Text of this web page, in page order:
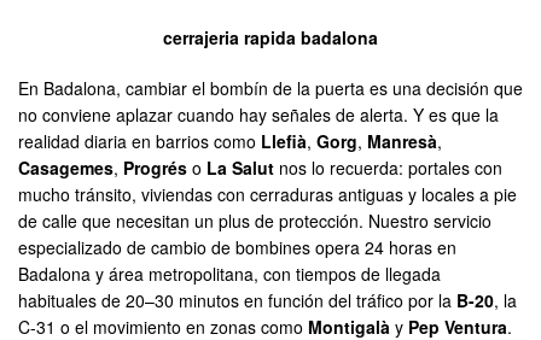
cerrajeria rapida badalona
En Badalona, cambiar el bombín de la puerta es una decisión que
no conviene aplazar cuando hay señales de alerta. Y es que la
realidad diaria en barrios como Llefià, Gorg, Manresà,
Casagemes, Progrés o La Salut nos lo recuerda: portales con
mucho tránsito, viviendas con cerraduras antiguas y locales a pie
de calle que necesitan un plus de protección. Nuestro servicio
especializado de cambio de bombines opera 24 horas en
Badalona y área metropolitana, con tiempos de llegada
habituales de 20–30 minutos en función del tráfico por la B-20, la
C-31 o el movimiento en zonas como Montigalà y Pep Ventura.